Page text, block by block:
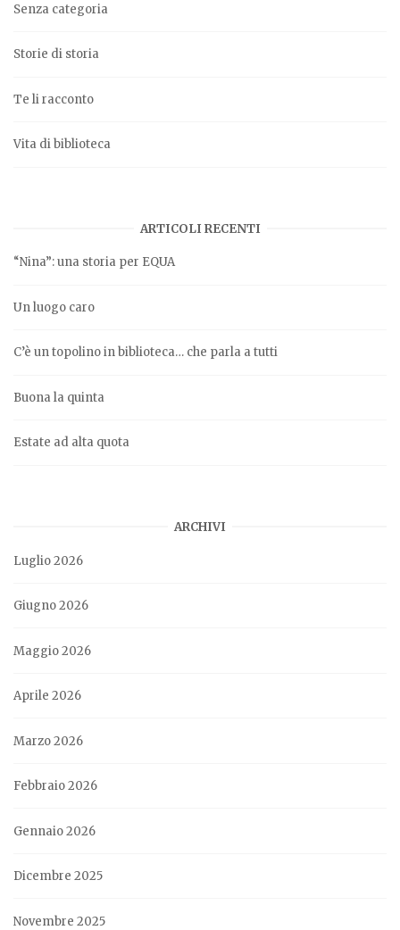
Senza categoria
Storie di storia
Te li racconto
Vita di biblioteca
ARTICOLI RECENTI
“Nina”: una storia per EQUA
Un luogo caro
C’è un topolino in biblioteca… che parla a tutti
Buona la quinta
Estate ad alta quota
ARCHIVI
Luglio 2026
Giugno 2026
Maggio 2026
Aprile 2026
Marzo 2026
Febbraio 2026
Gennaio 2026
Dicembre 2025
Novembre 2025